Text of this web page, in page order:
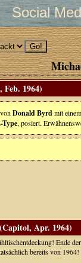
Social
1964)
Donald Byrd mit
Type, posiert.
Apr. 1964)
Ende
bereits von 1964!